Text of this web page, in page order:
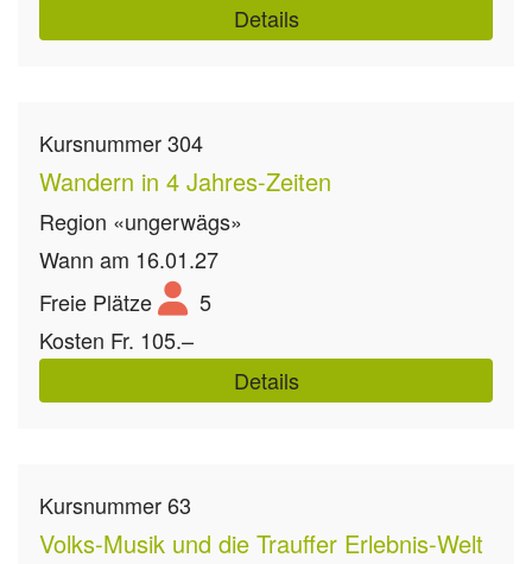
Details
Kursnummer304
Wandern in 4 Jahres-Zeiten
Region «ungerwägs»
Wann am 16.01.27
Freie Plätze
5
Kosten Fr. 105.–
Details
Kursnummer63
Volks-Musik und die Trauffer Erlebnis-Welt